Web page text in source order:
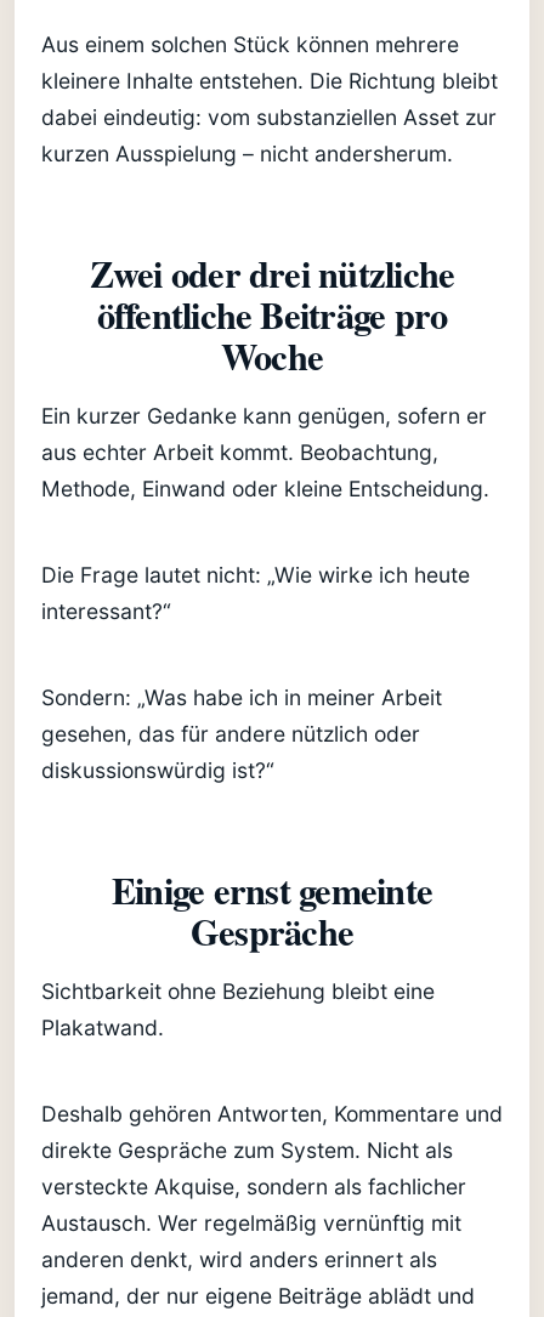
Aus einem solchen Stück können mehrere
kleinere Inhalte entstehen. Die Richtung bleibt
dabei eindeutig: vom substanziellen Asset zur
kurzen Ausspielung – nicht andersherum.
Zwei oder drei nützliche
öffentliche Beiträge pro
Woche
Ein kurzer Gedanke kann genügen, sofern er
aus echter Arbeit kommt. Beobachtung,
Methode, Einwand oder kleine Entscheidung.
Die Frage lautet nicht: „Wie wirke ich heute
interessant?“
Sondern: „Was habe ich in meiner Arbeit
gesehen, das für andere nützlich oder
diskussionswürdig ist?“
Einige ernst gemeinte
Gespräche
Sichtbarkeit ohne Beziehung bleibt eine
Plakatwand.
Deshalb gehören Antworten, Kommentare und
direkte Gespräche zum System. Nicht als
versteckte Akquise, sondern als fachlicher
Austausch. Wer regelmäßig vernünftig mit
anderen denkt, wird anders erinnert als
jemand, der nur eigene Beiträge ablädt und